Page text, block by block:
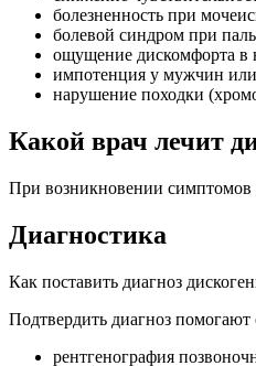
болезненность при
болевой синдром при
ощущение дискомфорта в
импотенция у мужчин
нарушение походки
Какой врач лечит
При возникновении симптомов
Диагностика
Как поставить диагноз
Подтвердить диагноз
рентгенография